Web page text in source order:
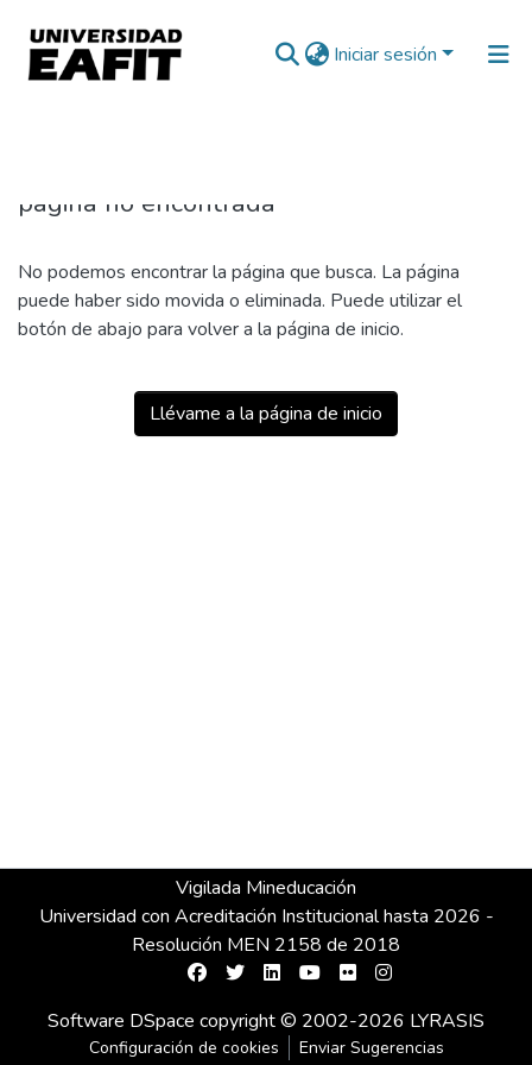
Iniciar sesión
página no encontrada
No podemos encontrar la página que busca. La página
puede haber sido movida o eliminada. Puede utilizar el
botón de abajo para volver a la página de inicio.
Llévame a la página de inicio
Vigilada Mineducación
Universidad con Acreditación Institucional hasta 2026 -
Resolución MEN 2158 de 2018
Software DSpace copyright © 2002-2026 LYRASIS
Configuración de cookies Enviar Sugerencias